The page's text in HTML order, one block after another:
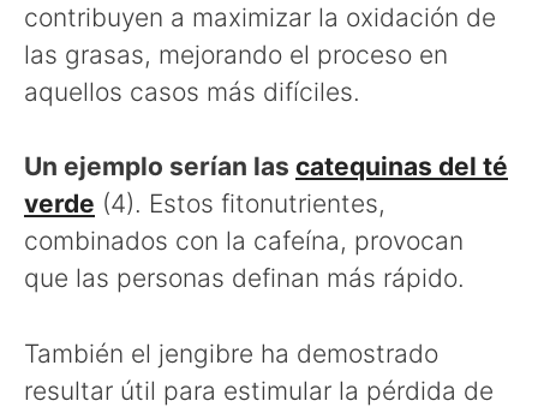
contribuyen a maximizar la oxidación de
las grasas, mejorando el proceso en
aquellos casos más difíciles.
Un ejemplo serían las catequinas del té
verde (4). Estos fitonutrientes,
combinados con la cafeína, provocan
que las personas definan más rápido.
También el jengibre ha demostrado
resultar útil para estimular la pérdida de